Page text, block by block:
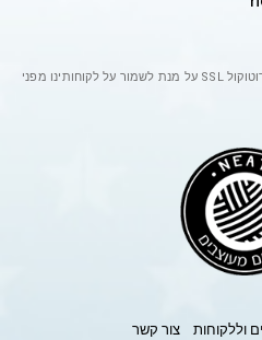
SSL על מנת לשמור על לקוחותינו מפני
וללקוחות צור קשר